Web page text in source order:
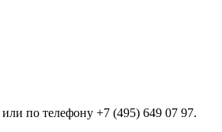
по телефону +7 (495) 649 07 97.